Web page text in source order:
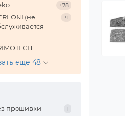
+78
(не
+1
еще 48
прошивки 1